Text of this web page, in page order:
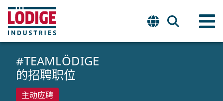
#TEAMLÖDIGE
的招聘职位
主动应聘